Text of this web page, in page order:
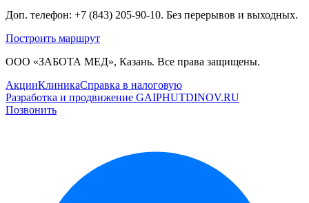
Доп. телефон: +7 (843) 205-90-10. Без перерывов и выходных.
Построить маршрут
ООО «ЗАБОТА МЕД», Казань. Все права защищены.
АкцииКлиникаСправка в налоговую
Разработка и продвижение GAIPHUTDINOV.RU
Позвонить